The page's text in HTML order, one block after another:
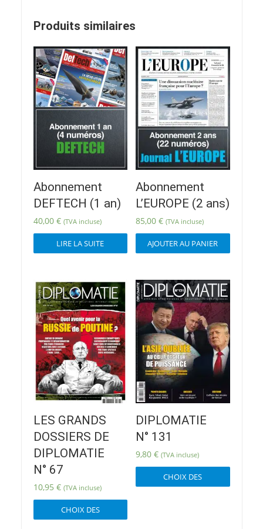
Produits similaires
Abonnement
DEFTECH (1 an)
40,00 € (TVA incluse)
LIRE LA SUITE
Abonnement
L’EUROPE (2 ans)
85,00 € (TVA incluse)
AJOUTER AU PANIER
LES GRANDS
DOSSIERS DE
DIPLOMATIE
N° 67
10,95 € (TVA incluse)
CHOIX DES
Ce
DIPLOMATIE
N° 131
9,80 € (TVA incluse)
CHOIX DES
Ce